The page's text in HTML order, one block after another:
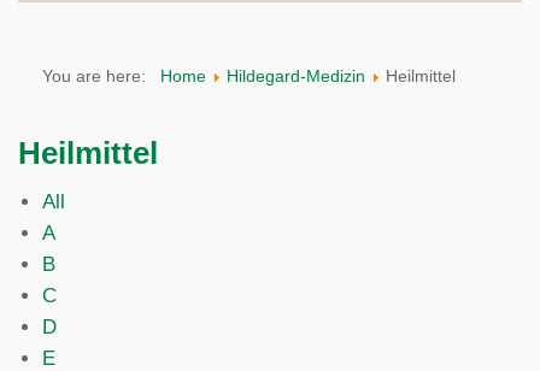
You are here: Home Hildegard-Medizin Heilmittel
Heilmittel
All
A
B
C
D
E